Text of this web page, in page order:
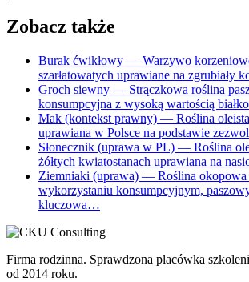
Zobacz także
Burak ćwikłowy — Warzywo
szarłatowatych uprawiane na zgrubiały
Groch siewny — Strączkowa roślina
konsumpcyjna z wysoką wartością
Mak (kontekst prawny) — Roślina
uprawiana w Polsce na podstawie
Słonecznik (uprawa w PL) — Roślina
żółtych kwiatostanach uprawiana na
Ziemniaki (uprawa) — Roślina okopowa
wykorzystaniu konsumpcyjnym,
kluczowa…
Firma rodzinna. Sprawdzona placówka
od 2014 roku.